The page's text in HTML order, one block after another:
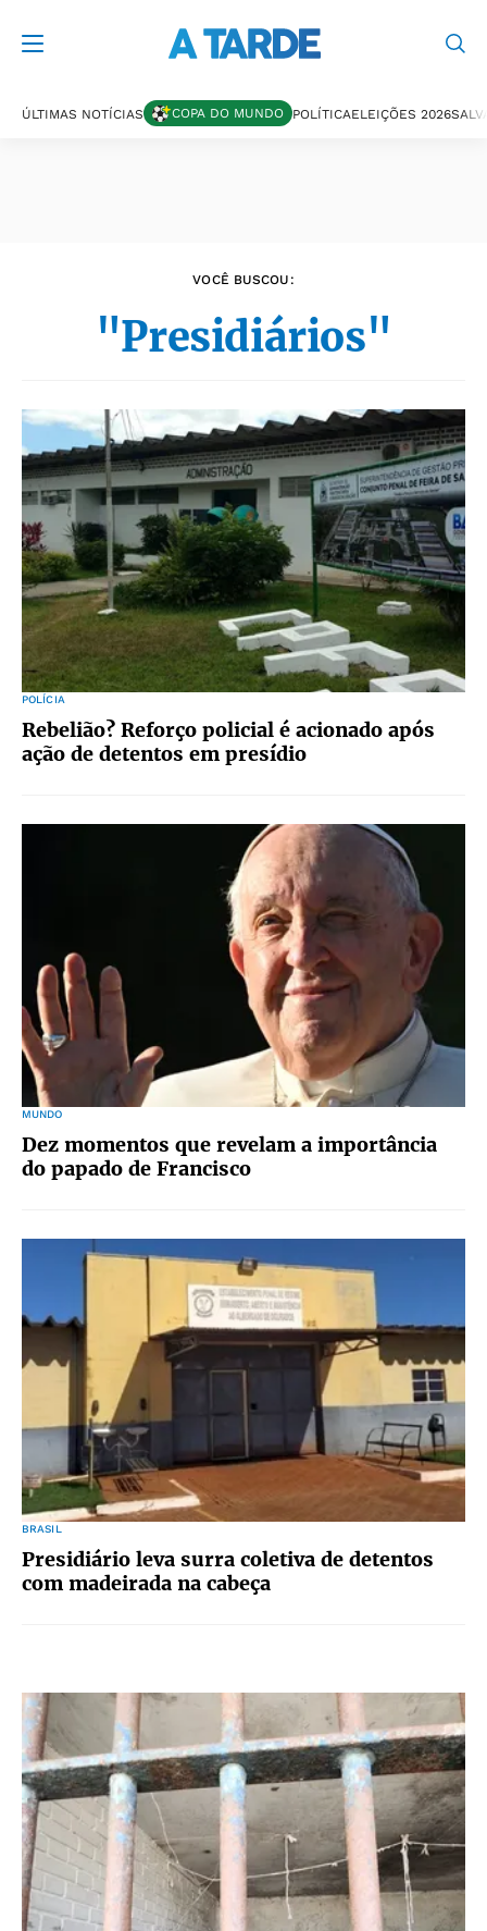
ÚLTIMAS NOTÍCIAS COPA DO MUNDO POLÍTICAELEIÇÕES 2026
VOCÊ BUSCOU:
"Presidiários"
POLÍCIA
Rebelião? Reforço policial é acionado após
ação de detentos em presídio
MUNDO
Dez momentos que revelam a importância
do papado de Francisco
BRASIL
Presidiário leva surra coletiva de detentos
com madeirada na cabeça